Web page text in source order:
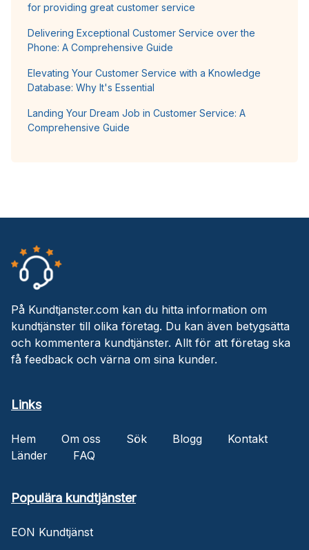
for providing great customer service
Delivering Exceptional Customer Service over the
Phone: A Comprehensive Guide
Elevating Your Customer Service with a Knowledge
Database: Why It's Essential
Landing Your Dream Job in Customer Service: A
Comprehensive Guide
På Kundtjanster.com kan du hitta information om
kundtjänster till olika företag. Du kan även betygsätta
och kommentera kundtjänster. Allt för att företag ska
få feedback och värna om sina kunder.
Links
Hem Om oss Sök Blogg
Kontakt
Länder
FAQ
Populära kundtjänster
EON Kundtjänst